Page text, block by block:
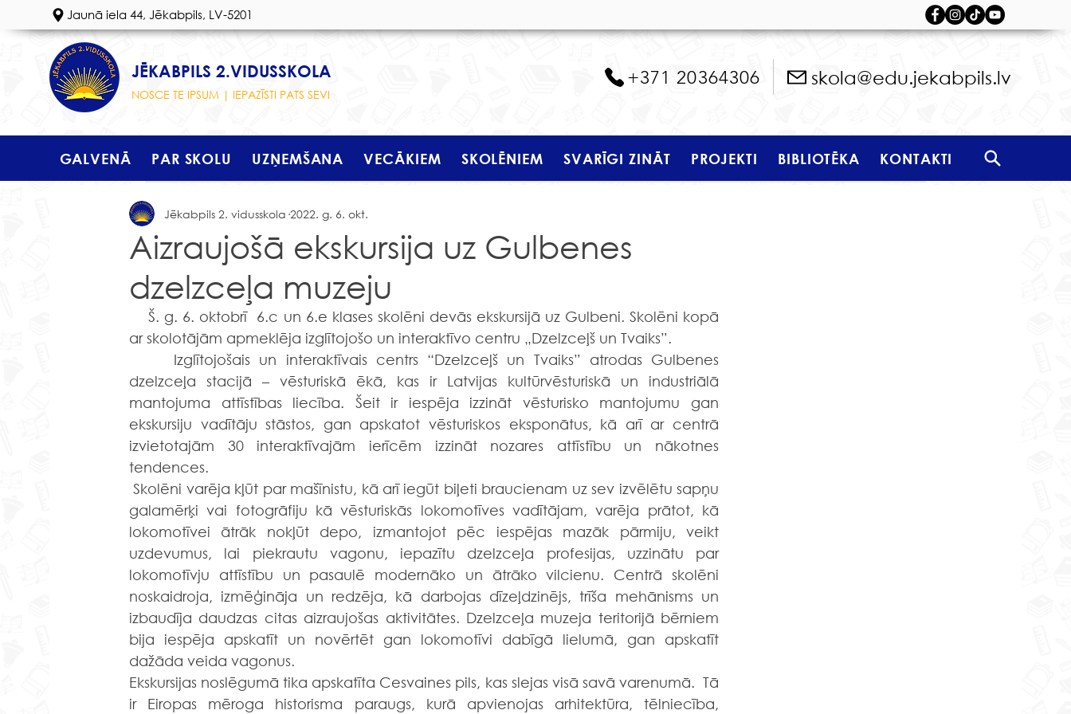
Jaunā iela 44, Jēkabpils, LV-5201
JĒKABPILS 2.VIDUSSKOLA
NOSCE TE IPSUM | IEPAZĪSTI PATS SEVI
+371 20364306 skola@edu.jekabpils.lv
GALVENĀ PAR SKOLU UZŅEMŠANA VECĀKIEM SKOLĒNIEM SVARĪGI ZINĀT PROJEKTI BIBLIOTĒKA KONTAKTI
Aizraujošā ekskursija uz Gulbenes
dzelzceļa muzeju
Jēkabpils 2. vidusskola 2022. g. 6. okt.
    Š. g. 6. oktobrī  6.c un 6.e klases skolēni devās ekskursijā uz Gulbeni. Skolēni kopā
ar skolotājām apmeklēja izglītojošo un interaktīvo centru „Dzelzceļš un Tvaiks”.
Izglītojošais un interaktīvais centrs “Dzelzceļš un Tvaiks” atrodas Gulbenes
dzelzceļa stacijā – vēsturiskā ēkā, kas ir Latvijas kultūrvēsturiskā un industriālā
mantojuma attīstības liecība. Šeit ir iespēja izzināt vēsturisko mantojumu gan
ekskursiju vadītāju stāstos, gan apskatot vēsturiskos eksponātus, kā arī ar centrā
izvietotajām 30 interaktīvajām ierīcēm izzināt nozares attīstību un nākotnes
tendences.
Skolēni varēja kļūt par mašīnistu, kā arī iegūt biļeti braucienam uz sev izvēlētu sapņu
galamērķi vai fotogrāfiju kā vēsturiskās lokomotīves vadītājam, varēja prātot, kā
lokomotīvei ātrāk nokļūt depo, izmantojot pēc iespējas mazāk pārmiju, veikt
uzdevumus, lai piekrautu vagonu, iepazītu dzelzceļa profesijas, uzzinātu par
lokomotīvju attīstību un pasaulē modernāko un ātrāko vilcienu. Centrā skolēni
noskaidroja, izmēģināja un redzēja, kā darbojas dīzeļdzinējs, trīša mehānisms un
izbaudīja daudzas citas aizraujošas aktivitātes. Dzelzceļa muzeja teritorijā bērniem
bija iespēja apskatīt un novērtēt gan lokomotīvi dabīgā lielumā, gan apskatīt
dažāda veida vagonus.
Ekskursijas noslēgumā tika apskatīta Cesvaines pils, kas slejas visā savā varenumā.  Tā
ir Eiropas mēroga historisma paraugs, kurā apvienojas arhitektūra, tēlniecība,